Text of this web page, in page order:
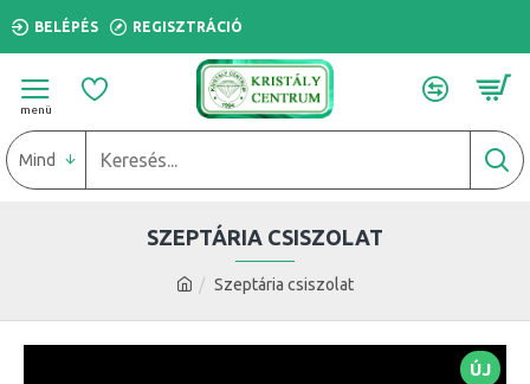
BELÉPÉS REGISZTRÁCIÓ
Mind
Szeptária csiszolat
SZEPTÁRIA CSISZOLAT
ÚJ